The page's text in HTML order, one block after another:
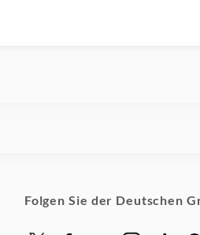
Folgen Sie der Deutschen